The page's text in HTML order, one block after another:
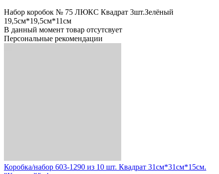
Набор коробок № 75 ЛЮКС Квадрат 3шт.Зелёный
19,5см*19,5см*11см
В данный момент товар отсутсвует
Персональные рекомендации
Коробка/набор 603-1290 из 10 шт. Квадрат 31см*31см*15см.